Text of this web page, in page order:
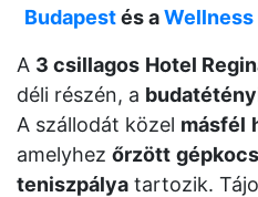
Budapestés aWellness
A 3 csillagos Hotel
déli részén, a
A szállodát közel másfél
amelyhez őrzött
teniszpálya tartozik.